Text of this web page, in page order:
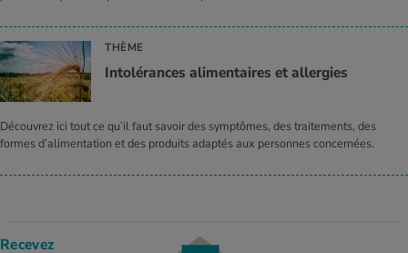
THÈME
Intolérances alimentaires et allergies
Découvrez ici tout ce qu’il faut savoir des symptômes, des traitements, des
formes d’alimentation et des produits adaptés aux personnes concernées.
Recevez